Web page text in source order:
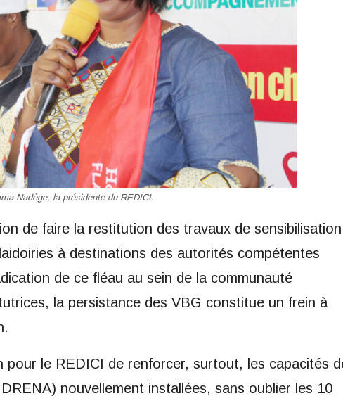
Nadège, la présidente du REDICI.
de faire la restitution des travaux de sensibilisation
à destinations des autorités compétentes
de ce fléau au sein de la communauté
la persistance des VBG constitue un frein à
pour le REDICI de renforcer, surtout, les capacités
nouvellement installées, sans oublier les 10